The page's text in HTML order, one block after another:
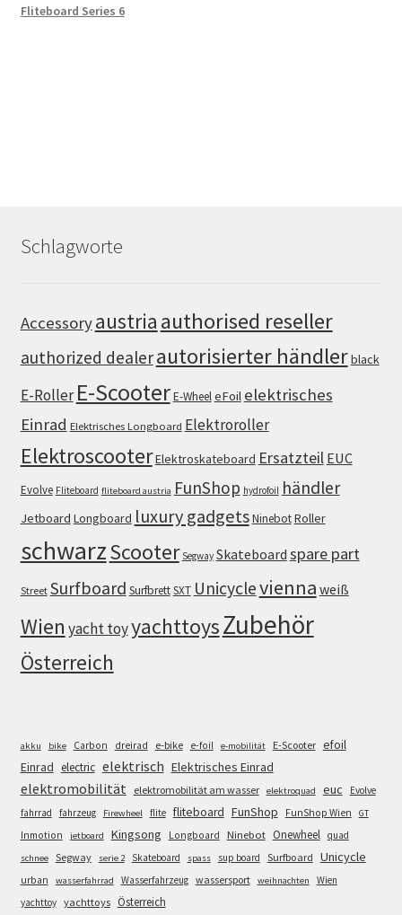
Fliteboard Series 6
Schlagworte
Accessoryaustria authorised reseller
authorized dealerautorisierter händlerblack
E-Roller E-ScooterE-WheeleFoil elektrisches
Einrad Elektrisches Longboard Elektroroller
ElektroscooterElektroskateboard Ersatzteil EUC
Evolve Fliteboard fliteboard austria FunShop hydrofoil händler
Jetboard Longboard luxury gadgetsNinebotRoller
schwarzScooter Segway Skateboard spare part
Street Surfboard SurfbrettSXT Unicyclevienna weiß
Wien yacht toyyachttoysZubehör
Österreich
akku bike Carbon dreirad e-bike e-foil e-mobilität E-Scooter efoil
Einrad electric elektrisch Elektrisches Einrad
elektromobilität elektromobilität am wasser elektroquad euc
Evolve
fahrrad
fahrzeug Firewheel flite fliteboard FunShop FunShop Wien GT
Inmotion jetboard Kingsong Longboard Ninebot Onewheel quad
schnee Segway serie 2 Skateboard spass sup board Surfboard Unicycle
urban wasserfahrrad Wasserfahrzeug wassersport weihnachten
Wien
yachttoy yachttoys Österreich